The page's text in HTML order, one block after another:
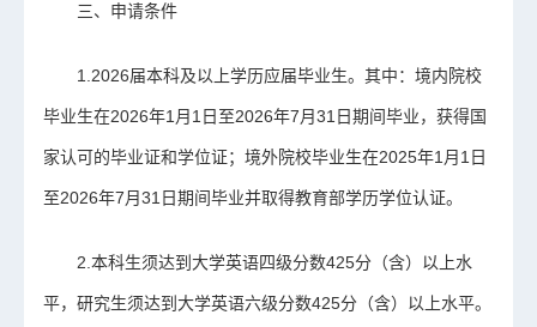
三、申请条件
1.2026届本科及以上学历应届毕业生。其中：境内院校
毕业生在2026年1月1日至2026年7月31日期间毕业，获得国
家认可的毕业证和学位证；境外院校毕业生在2025年1月1日
至2026年7月31日期间毕业并取得教育部学历学位认证。
2.本科生须达到大学英语四级分数425分（含）以上水
平，研究生须达到大学英语六级分数425分（含）以上水平。